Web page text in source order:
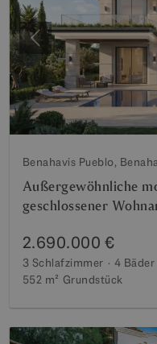
Vorherige
Benahavis Pueblo,
Außergewöhnliche
geschlossener
2.690.000 €
3 Schlafzimmer 4 Bäder
552 m² Grundstück